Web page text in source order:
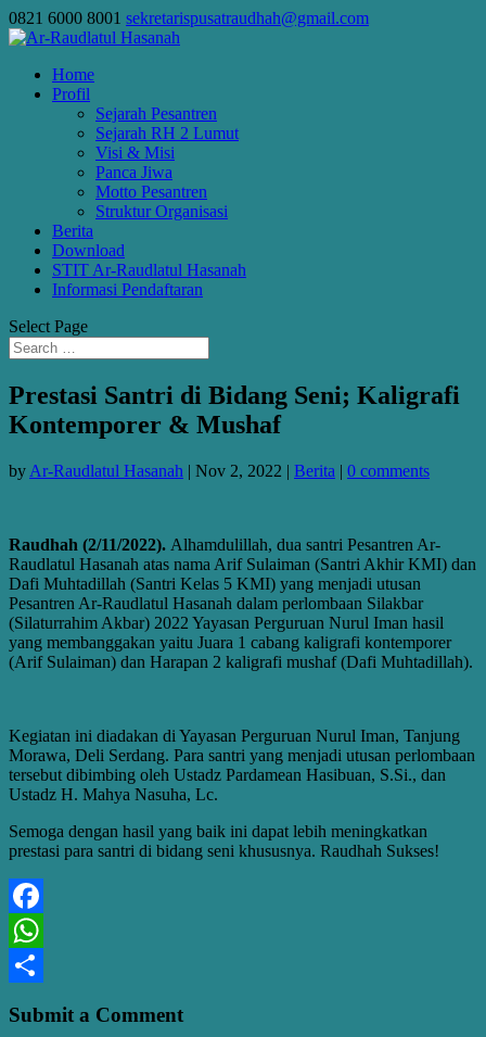
0821 6000 8001 sekretarispusatraudhah@gmail.com
Home
Profil
Sejarah Pesantren
Sejarah RH 2 Lumut
Visi & Misi
Panca Jiwa
Motto Pesantren
Struktur Organisasi
Berita
Download
STIT Ar-Raudlatul Hasanah
Informasi Pendaftaran
Select Page
Prestasi Santri di Bidang Seni; Kaligrafi
Kontemporer & Mushaf
by Ar-Raudlatul Hasanah | Nov 2, 2022 | Berita | 0 comments
Raudhah (2/11/2022). Alhamdulillah, dua santri Pesantren Ar-
Raudlatul Hasanah atas nama Arif Sulaiman (Santri Akhir KMI) dan
Dafi Muhtadillah (Santri Kelas 5 KMI) yang menjadi utusan
Pesantren Ar-Raudlatul Hasanah dalam perlombaan Silakbar
(Silaturrahim Akbar) 2022 Yayasan Perguruan Nurul Iman hasil
yang membanggakan yaitu Juara 1 cabang kaligrafi kontemporer
(Arif Sulaiman) dan Harapan 2 kaligrafi mushaf (Dafi Muhtadillah).
Kegiatan ini diadakan di Yayasan Perguruan Nurul Iman, Tanjung
Morawa, Deli Serdang. Para santri yang menjadi utusan perlombaan
tersebut dibimbing oleh Ustadz Pardamean Hasibuan, S.Si., dan
Ustadz H. Mahya Nasuha, Lc.
Semoga dengan hasil yang baik ini dapat lebih meningkatkan
prestasi para santri di bidang seni khususnya. Raudhah Sukses!
Facebook
WhatsApp
Submit a Comment